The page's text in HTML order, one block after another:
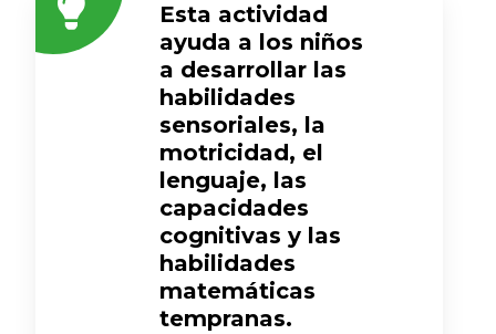
Esta actividad
ayuda a los niños
a desarrollar las
habilidades
sensoriales, la
motricidad, el
lenguaje, las
capacidades
cognitivas y las
habilidades
matemáticas
tempranas.